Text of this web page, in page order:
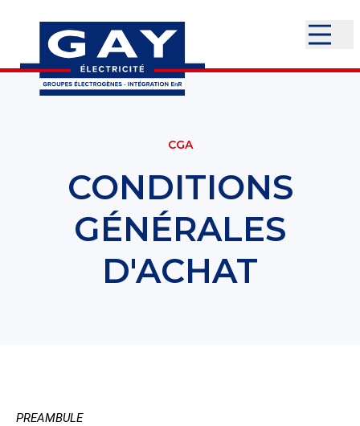
CGA
CONDITIONS
GÉNÉRALES
D'ACHAT
PREAMBULE